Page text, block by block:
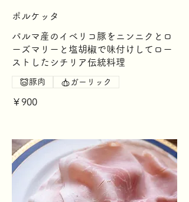
ポルケッタ
パルマ産のイベリコ豚をニンニクとロ
ーズマリーと塩胡椒で味付けしてロー
ストしたシチリア伝統料理
￥900
豚肉 ガーリック